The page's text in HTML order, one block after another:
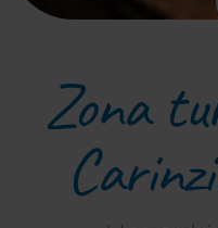
Zona